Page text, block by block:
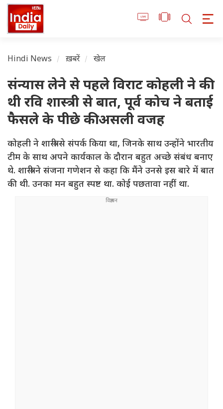
Hindi News ख़बरें खेल
संन्यास लेने से पहले विराट कोहली ने की
थी रवि शास्त्री से बात, पूर्व कोच ने बताई
फैसले के पीछे की असली वजह
कोहली ने शास्त्री से संपर्क किया था, जिनके साथ उन्होंने भारतीय
टीम के साथ अपने कार्यकाल के दौरान बहुत अच्छे संबंध बनाए
थे. शास्त्री ने संजना गणेशन से कहा कि मैंने उनसे इस बारे में बात
की थी. उनका मन बहुत स्पष्ट था. कोई पछतावा नहीं था.